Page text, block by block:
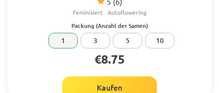
Feminisiert Autoflowering
Packung (Anzahl der Samen)
1 3 5 10
€8.75
Kaufen